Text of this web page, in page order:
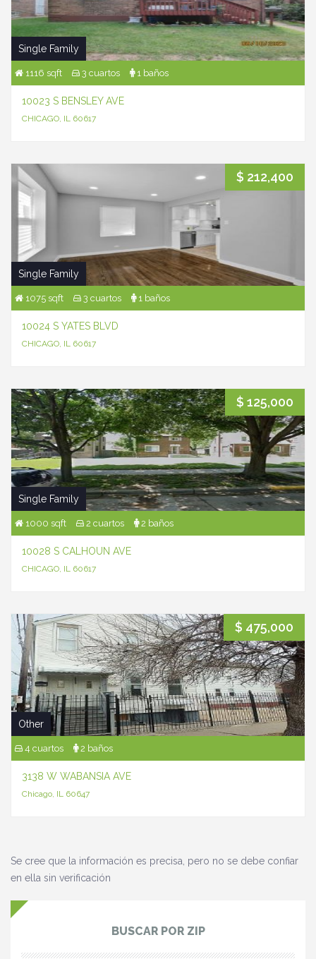
Single Family
1116 sqft 3 cuartos 1 baños
10023 S BENSLEY AVE
CHICAGO, IL 60617
$ 212,400
Single Family
1075 sqft 3 cuartos 1 baños
10024 S YATES BLVD
CHICAGO, IL 60617
$ 125,000
Single Family
1000 sqft 2 cuartos 2 baños
10028 S CALHOUN AVE
CHICAGO, IL 60617
$ 475,000
Other
4 cuartos 2 baños
3138 W WABANSIA AVE
Chicago, IL 60647
Se cree que la información es precisa, pero no se debe confiar
en ella sin verificación
BUSCAR POR ZIP